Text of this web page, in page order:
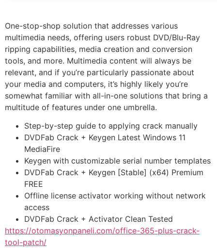
One-stop-shop solution that addresses various
multimedia needs, offering users robust DVD/Blu-Ray
ripping capabilities, media creation and conversion
tools, and more. Multimedia content will always be
relevant, and if you’re particularly passionate about
your media and computers, it’s highly likely you’re
somewhat familiar with all-in-one solutions that bring a
multitude of features under one umbrella.
Step-by-step guide to applying crack manually
DVDFab Crack + Keygen Latest Windows 11
MediaFire
Keygen with customizable serial number templates
DVDFab Crack + Keygen [Stable] (x64) Premium
FREE
Offline license activator working without network
access
DVDFab Crack + Activator Clean Tested
https://otomasyonpaneli.com/office-365-plus-crack-
tool-patch/